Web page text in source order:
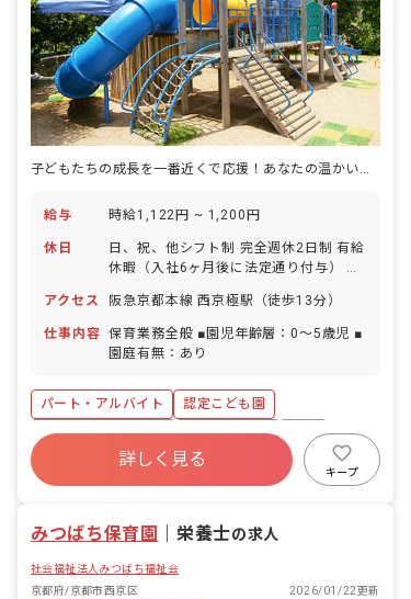
子どもたちの成長を一番近くで応援！あなたの温かい心、ここで輝かせませんか？
給与 時給1,122円 ~ 1,200円
休日
日、祝、他シフト制 完全週休2日制 有給
休暇（入社6ヶ月後に法定通り付与） 年
アクセス
阪急京都本線 西京極駅（徒歩13分）
仕事内容 保育業務全般 ■園児年齢層：0～5歳児 ■
園庭有無：あり
パート・アルバイト
認定こども園
ボーナス・賞与あり
社会保険完備
有給
産休育休制度
社会福祉法人
詳しく見る
キープ
みつばち保育園 ｜栄養士の求人
社会福祉法人みつばち福祉会
京都府/京都市西京区
2026/01/22更新